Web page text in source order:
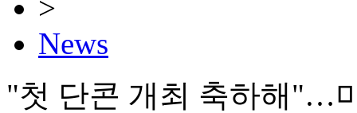
>
News
"첫 단콘 개최 축하해"…